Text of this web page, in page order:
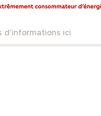
d'informations ici